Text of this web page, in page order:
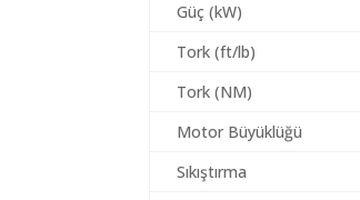
Güç (kW)
Tork (ft/lb)
Tork (NM)
Motor Büyüklüğü
Sıkıştırma